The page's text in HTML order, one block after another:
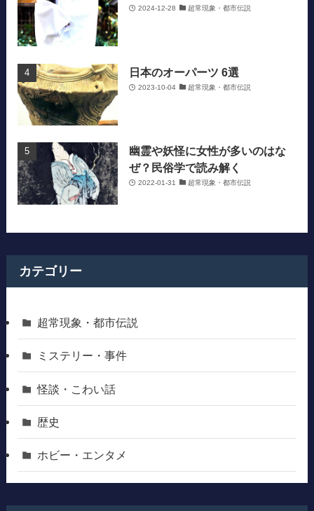
2024-12-28 超常現象・都市伝説
日本のオーパーツ 6選
2023-10-04 超常現象・都市伝説
幽霊や妖怪に女性が多いのはな
ぜ？民俗学で読み解く
2022-01-31 超常現象・都市伝説
カテゴリー
超常現象・都市伝説
ミステリー・事件
怪談・こわい話
歴史
ホビー・エンタメ